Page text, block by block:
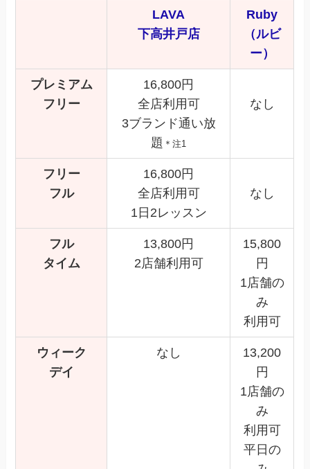
LAVA
下高井戸店
Ruby
（ルビ
ー）
プレミアム
フリー
16,800円
全店利用可
3ブランド通い放
題 ＊注1
なし
フリー
フル
16,800円
全店利用可
1日2レッスン
なし
フル
タイム
13,800円
2店舗利用可
15,800
円
1店舗の
み
利用可
ウィーク
デイ
なし
13,200
円
1店舗の
み
利用可
平日の